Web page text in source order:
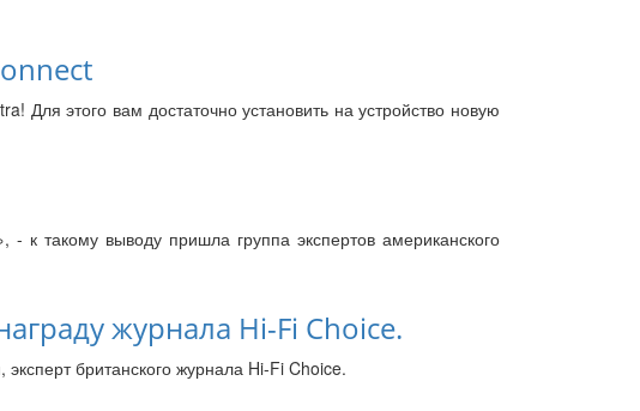
Для этого вам достаточно установить на устройство новую
к такому выводу пришла группа экспертов американского
журнала Hi-Fi Choice.
британского журнала Hi-Fi Choice.